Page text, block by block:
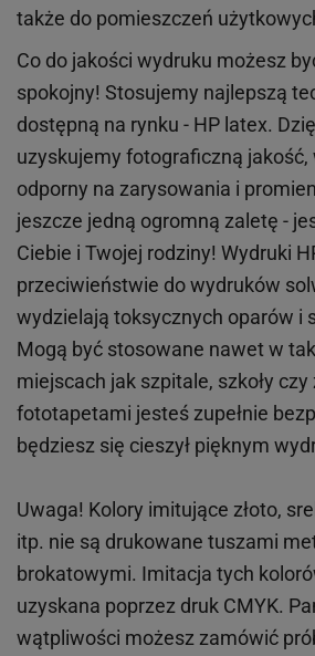
także do pomieszczeń
Co do jakości wydruku możesz
spokojny! Stosujemy najlepszą
dostępną na rynku - HP latex.
uzyskujemy fotograficzną jakość,
odporny na zarysowania i
jeszcze jedną ogromną zaletę -
Ciebie i Twojej rodziny! Wydruki
przeciwieństwie do wydruków
wydzielają toksycznych oparów i
Mogą być stosowane nawet w
miejscach jak szpitale, szkoły czy
fototapetami jesteś zupełnie
będziesz się cieszył pięknym
Uwaga! Kolory imitujące złoto,
itp. nie są drukowane tuszami
brokatowymi. Imitacja tych
uzyskana poprzez druk CMYK.
wątpliwości możesz zamówić